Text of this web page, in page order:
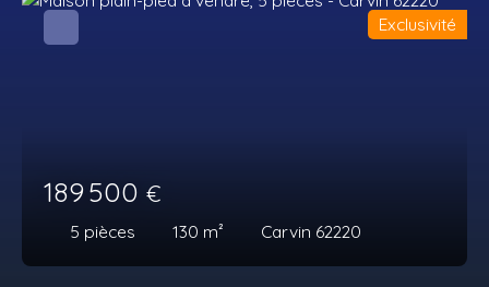
189 500 €
5 pièces 130 m² Carvin 62220
Exclusivité